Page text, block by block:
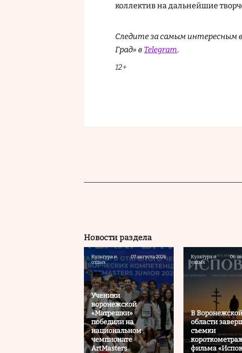
коллектив на дальнейшие
Следите за самым интересным
Град» в Telegram.
12+
Новости раздела
Культура и
отдых
07 августа 2026
Ученики
воронежской
«Матрешки»
победили на
национальном
чемпионате
ArtMasters
Культура и
отдых
06
В Воронежской
области
съемки
фильма